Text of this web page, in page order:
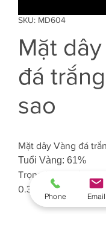
SKU: MD604
Mặt
đá
sao
Mặt dây Vàng đá
Tuổi Vàng: 61%
Trọng lượng Vàng:
0.375 chỉ
Phone Email